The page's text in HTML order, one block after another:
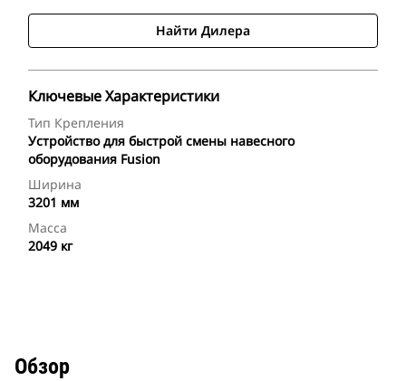
Найти Дилера
Ключевые Характеристики
Тип Крепления
Устройство для быстрой смены навесного
оборудования Fusion
Ширина
3201 мм
Масса
2049 кг
Обзор